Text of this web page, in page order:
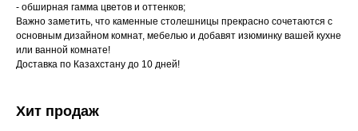
- обширная гамма цветов и оттенков;
Важно заметить, что каменные столешницы прекрасно сочетаются с
основным дизайном комнат, мебелью и добавят изюминку вашей кухне
или ванной комнате!
Доставка по Казахстану до 10 дней!
Хит продаж